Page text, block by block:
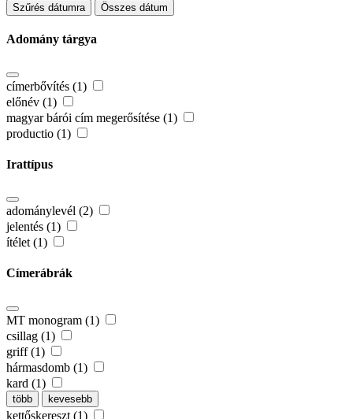
Szűrés dátumra Összes dátum
Adomány tárgya
címerbővítés (1)
előnév (1)
magyar bárói cím megerősítése (1)
productio (1)
Irattípus
adománylevél (2)
jelentés (1)
ítélet (1)
Címerábrák
MT monogram (1)
csillag (1)
griff (1)
hármasdomb (1)
kard (1)
több kevesebb
kettőskereszt (1)